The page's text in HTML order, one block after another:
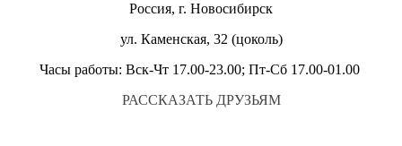
Россия, г. Новосибирск
ул. Каменская, 32 (цоколь)
Часы работы: Вск-Чт 17.00-23.00; Пт-Сб 17.00-01.00
РАССКАЗАТЬ ДРУЗЬЯМ